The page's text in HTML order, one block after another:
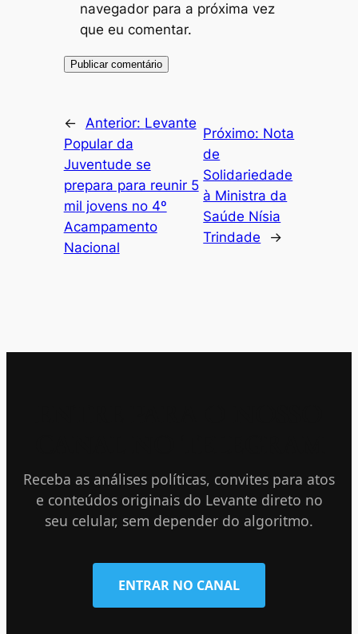
navegador para a próxima vez
que eu comentar.
← Anterior: Levante
Popular da
Juventude se
prepara para reunir 5
mil jovens no 4º
Acampamento
Nacional
Próximo: Nota
de
Solidariedade
à Ministra da
Saúde Nísia
Trindade
→
Receba as análises políticas, convites para atos
e conteúdos originais do Levante direto no
seu celular, sem depender do algoritmo.
ENTRAR NO CANAL